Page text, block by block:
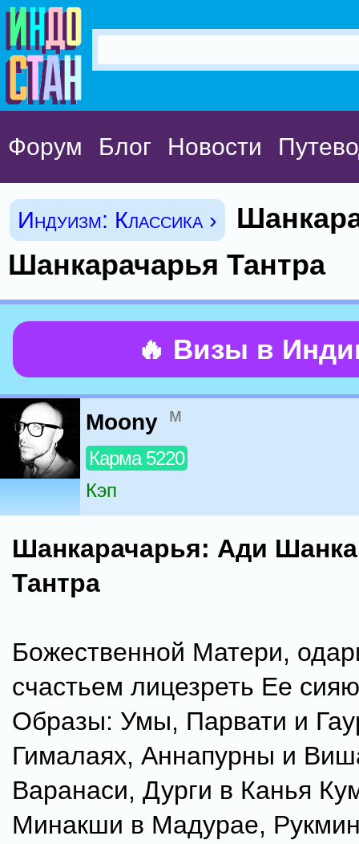
Форум Блог Новости
Индуизм: Классика ›
Шанкарачарья Тантра
🔥 Визы в
Moony м
Карма 5220
Кэп
Шанкарачарья: Ади
Тантра
Божественной Матери,
счастьем лицезреть Ее
Образы: Умы, Парвати и
Гималаях, Аннапурны и
Варанаси, Дурги в Канья
Минакши в Мадурае,